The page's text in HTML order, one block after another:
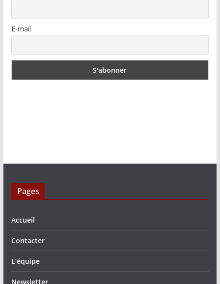
E-mail
Pages
Accueil
Contacter
L’équipe
Newsletter